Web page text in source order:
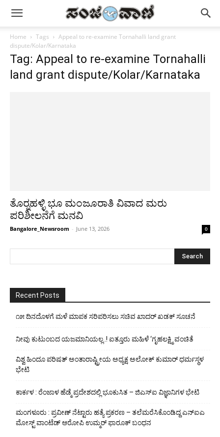
Home Tags
Appeal to re-examine Tornahalli land grant
dispute/Kolar/Karnataka
Tag: Appeal to re-examine Tornahalli
land grant dispute/Kolar/Karnataka
ತೊರ್‍ನಹಳ್ಳಿ ಭೂ ಮಂಜೂರಾತಿ ವಿವಾದ ಮರು
ಪರಿಶೀಲನೆಗೆ ಮನವಿ
Bangalore_Newsroom - June 13, 2026 0
Recent Posts
೧೫ ದಿನದೊಳಗೆ ಮಳೆ ಮಾಪಕ ಸರಿಪರಿಸಲು ಸಚಿವ ಖಾದರ್ ಖಡಕ್ ಸೂಚನೆ
ನೀವು ಕುಟುಂಬದ ಯಜಮಾನಿಯಲ್ಲ..! ಐತ್ತೂರು ಮಹಿಳೆ ‘ಗೃಹಲಕ್ಷ್ಮಿ ವಂಚಿತೆ
ವಿಶ್ವ ಹಿಂದೂ ಪರಿಷತ್ ಅಂತಾರಾಷ್ಟ್ರೀಯ ಅಧ್ಯಕ್ಷ ಅಲೋಕ್ ಕುಮಾರ್ ಧರ್ಮಸ್ಥಳ
ಭೇಟಿ
ಕಾರ್ಕಳ : ರೆಂಜಾಳ ಹೆಡ್ಮೆ ಪ್ರದೇಶದಲ್ಲಿ ಭೂಕುಸಿತ – ಜಿಎಸ್‌ಐ ವಿಜ್ಞಾನಿಗಳ ಭೇಟಿ
ಮಂಗಳೂರು : ಪ್ರವೀಣ್ ನೆಟ್ಟಾರು ಹತ್ಯೆ ಪ್ರಕರಣ – ತಲೆಮರೆಸಿಕೊಂಡಿದ್ದ ಎನ್‌ಐಎ
ಮೋಸ್ಟ್ ವಾಂಟೆಡ್ ಆರೋಪಿ ಉಮ್ಮರ್ ಫಾರೂಕ್ ಬಂಧನ